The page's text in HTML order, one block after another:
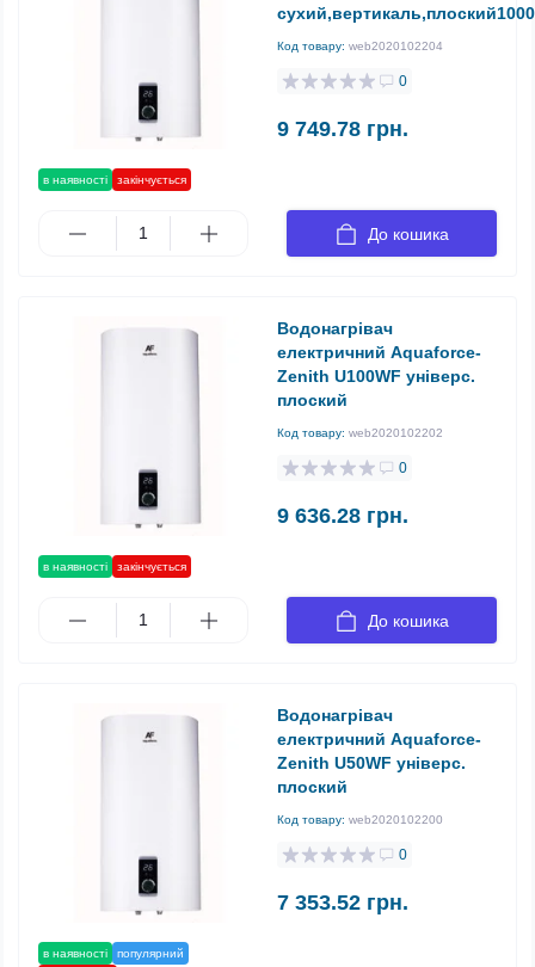
в наявності закінчується
Код товару: web2020102204
0
9 749.78 грн.
До кошика
в наявності закінчується
Водонагрівач
електричний Aquaforce-
Zenith U100WF універс.
плоский
Код товару: web2020102202
0
9 636.28 грн.
До кошика
в наявності популярний
Водонагрівач
електричний Aquaforce-
Zenith U50WF універс.
плоский
Код товару: web2020102200
0
7 353.52 грн.